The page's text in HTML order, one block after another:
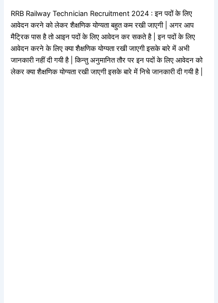
RRB Railway Technician Recruitment 2024 : इन पदों के लिए
आवेदन करने को लेकर शैक्षणिक योग्यता बहुत कम रखी जाएगी | अगर आप
मैट्रिक पास है तो आइन पदों के लिए आवेदन कर सकते है | इन पदों के लिए
आवेदन करने के लिए क्या शैक्षणिक योग्यता रखी जाएगी इसके बारे में अभी
जानकारी नहीं दी गयी है | किन्तु अनुमानित तौर पर इन पदों के लिए आवेदन को
लेकर क्या शैक्षणिक योग्यता रखी जाएगी इसके बारे में निचे जानकारी दी गयी है |